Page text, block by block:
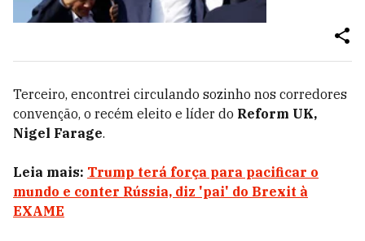
Terceiro, encontrei circulando sozinho nos corredores
convenção, o recém eleito e líder do Reform UK,
Nigel Farage.
Leia mais: Trump terá força para pacificar o
mundo e conter Rússia, diz 'pai' do Brexit à
EXAME